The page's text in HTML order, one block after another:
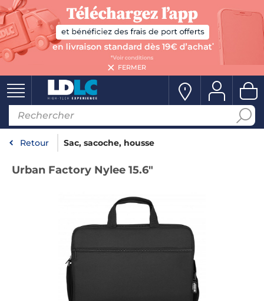
FERMER
Retour Sac, sacoche, housse
Urban Factory Nylee 15.6"